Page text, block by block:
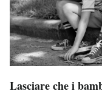
Lasciare che i